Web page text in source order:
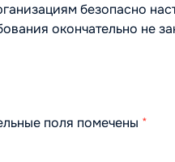
безопасно
окончательно не
поля помечены *